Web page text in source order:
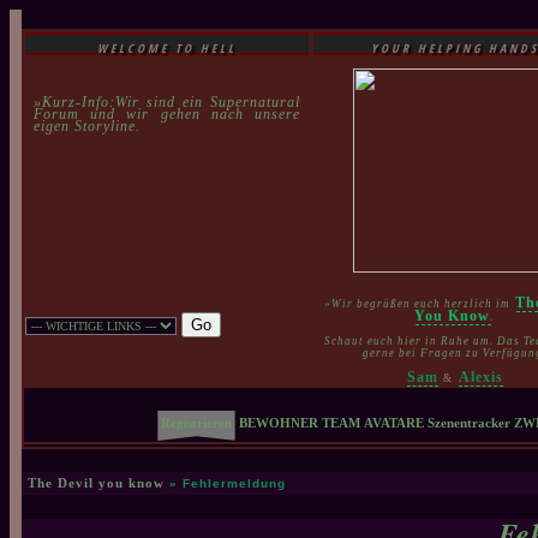
WELCOME TO HELL YOUR HELPING HANDS
»Kurz-Info:Wir sind ein Supernatural
Forum und wir gehen nach unsere
eigen Storyline.
»Wir begrüßen euch herzlich im
You Know .
Schaut euch hier in Ruhe um. Das
gerne bei Fragen zu
Sam & Alexis
Registrieren BEWOHNER TEAM AVATARE Szenentracker
The Devil you know » Fehlermeldung